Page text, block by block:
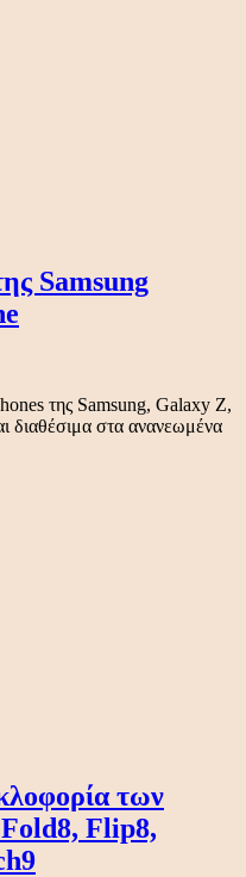
Samsung
της Samsung, Galaxy Z,
διαθέσιμα στα ανανεωμένα
των
Flip8,